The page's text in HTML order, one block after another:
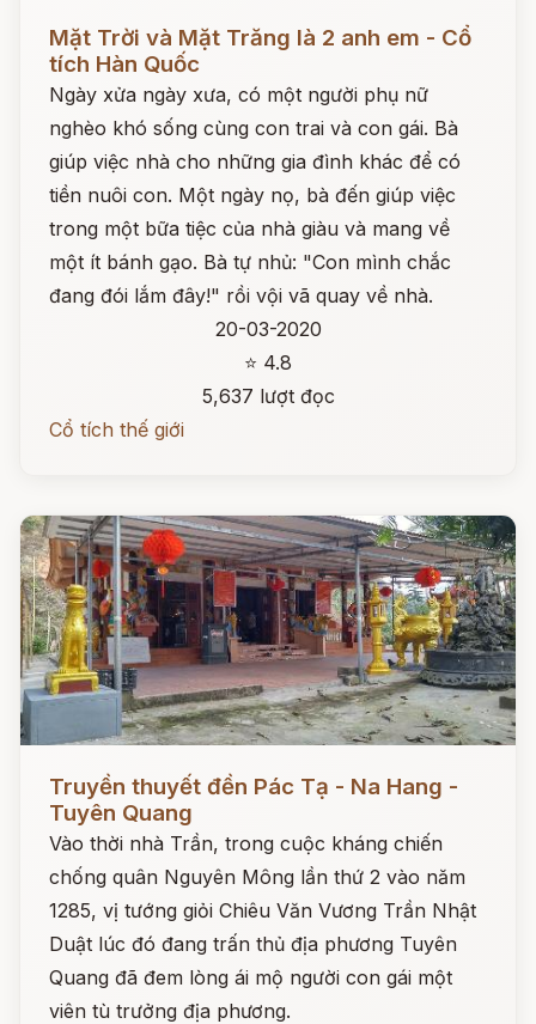
Mặt Trời và Mặt Trăng là 2 anh em - Cổ
tích Hàn Quốc
Ngày xửa ngày xưa, có một người phụ nữ
nghèo khó sống cùng con trai và con gái. Bà
giúp việc nhà cho những gia đình khác để có
tiền nuôi con. Một ngày nọ, bà đến giúp việc
trong một bữa tiệc của nhà giàu và mang về
một ít bánh gạo. Bà tự nhủ: "Con mình chắc
đang đói lắm đây!" rồi vội vã quay về nhà.
20-03-2020
⭐ 4.8
5,637 lượt đọc
Cổ tích thế giới
Đọc ngay
Truyền thuyết đền Pác Tạ - Na Hang -
Tuyên Quang
Vào thời nhà Trần, trong cuộc kháng chiến
chống quân Nguyên Mông lần thứ 2 vào năm
1285, vị tướng giỏi Chiêu Văn Vương Trần Nhật
Duật lúc đó đang trấn thủ địa phương Tuyên
Quang đã đem lòng ái mộ người con gái một
viên tù trưởng địa phương.